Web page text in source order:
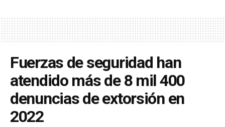
Fuerzas de seguridad han
atendido más de 8 mil 400
denuncias de extorsión en
2022